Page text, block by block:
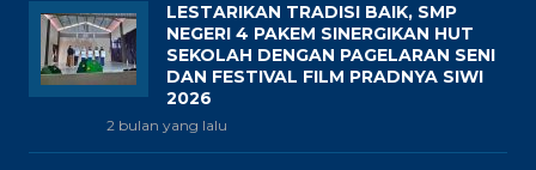
LESTARIKAN TRADISI BAIK, SMP
NEGERI 4 PAKEM SINERGIKAN HUT
SEKOLAH DENGAN PAGELARAN SENI
DAN FESTIVAL FILM PRADNYA SIWI
2026
2 bulan yang lalu